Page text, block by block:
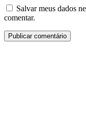
Salvar meus dados
comentar.